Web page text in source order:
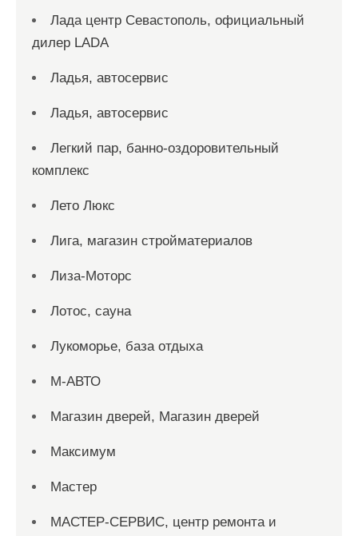
Лада центр Севастополь, официальный
дилер LADA
Ладья, автосервис
Ладья, автосервис
Легкий пар, банно-оздоровительный
комплекс
Лето Люкс
Лига, магазин стройматериалов
Лиза-Моторс
Лотос, сауна
Лукоморье, база отдыха
М-АВТО
Магазин дверей, Магазин дверей
Максимум
Мастер
МАСТЕР-СЕРВИС, центр ремонта и